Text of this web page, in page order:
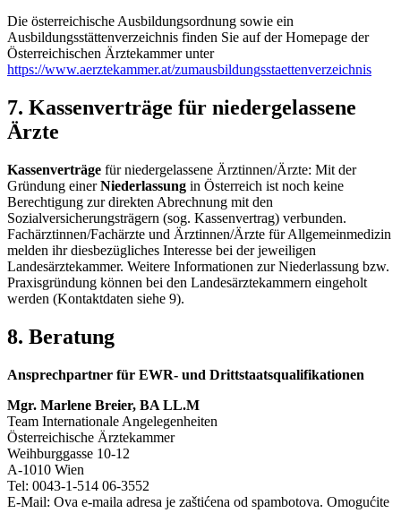
Die österreichische Ausbildungsordnung sowie ein
Ausbildungsstättenverzeichnis finden Sie auf der Homepage der
Österreichischen Ärztekammer unter
https://www.aerztekammer.at/zumausbildungsstaettenverzeichnis
7. Kassenverträge für niedergelassene
Ärzte
Kassenverträge für niedergelassene Ärztinnen/Ärzte: Mit der
Gründung einerNiederlassung in Österreich ist noch keine
Berechtigung zur direkten Abrechnung mit den
Sozialversicherungsträgern (sog. Kassenvertrag) verbunden.
Fachärztinnen/Fachärzte und Ärztinnen/Ärzte für Allgemeinmedizin
melden ihr diesbezügliches Interesse bei der jeweiligen
Landesärztekammer. Weitere Informationen zur Niederlassung bzw.
Praxisgründung können bei den Landesärztekammern eingeholt
werden (Kontaktdaten siehe 9).
8. Beratung
Ansprechpartner für EWR- und Drittstaatsqualifikationen
Mgr. Marlene Breier, BA LL.M
Team Internationale Angelegenheiten
Österreichische Ärztekammer
Weihburggasse 10-12
A-1010 Wien
Tel: 0043-1-514 06-3552
E-Mail: Ova e-maila adresa je zaštićena od spambotova. Omogućite